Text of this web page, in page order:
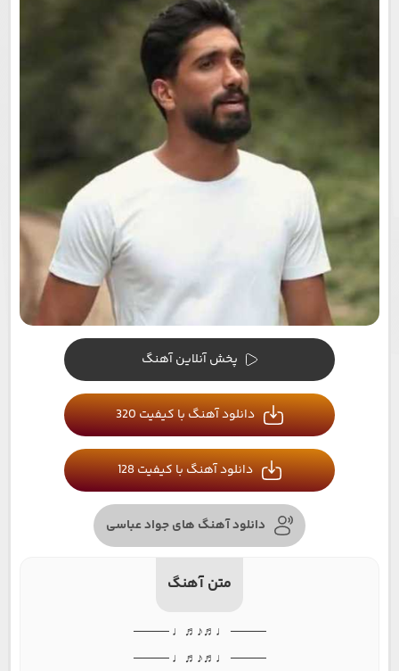
پخش آنلاین آهنگ
دانلود آهنگ با کیفیت 320
دانلود آهنگ با کیفیت 128
دانلود آهنگ های جواد عباسی
متن آهنگ
──── ♩♬♪♬♩ ────
──── ♩♬♪♬♩ ────